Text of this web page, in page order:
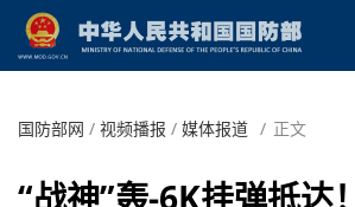
国防部网 / 视频播报 / 媒体报道 / 正文
“战神”轰-6K挂弹抵达！